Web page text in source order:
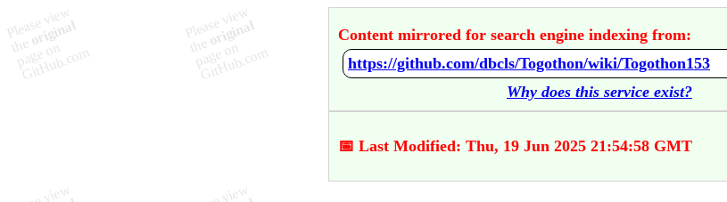
Content mirrored for search engine indexing from:
https://github.com/dbcls/Togothon/wiki/Togothon153
Why does this service exist?
📅 Last Modified: Thu, 19 Jun 2025 21:54:58 GMT